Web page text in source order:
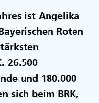
ist Angelika
Roten
26.500
und 180.000
sich beim BRK,